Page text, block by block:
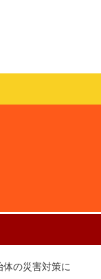
の災害対策に